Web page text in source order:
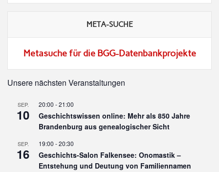
META-SUCHE
Metasuche für die BGG-Datenbankprojekte
Unsere nächsten Veranstaltungen
SEP.
10
20:00 -21:00
Geschichtswissen online: Mehr als 850 Jahre
Brandenburg aus genealogischer Sicht
SEP.
16
19:00 -20:30
Geschichts-Salon Falkensee: Onomastik –
Entstehung und Deutung von Familiennamen